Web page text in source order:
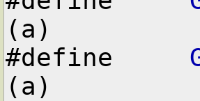
(a)
#define
(a)